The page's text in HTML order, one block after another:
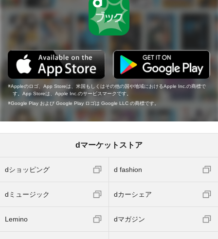
Appleのロゴ、App Storeは、米国もしくはその他の国や地域におけるApple Inc.の商標で
す。App Storeは、Apple Inc.のサービスマークです。
Google Play および Google Play ロゴは Google LLC の商標です。
dマーケットストア
dショッピング d fashion
dミュージック dカーシェア
Lemino dマガジン